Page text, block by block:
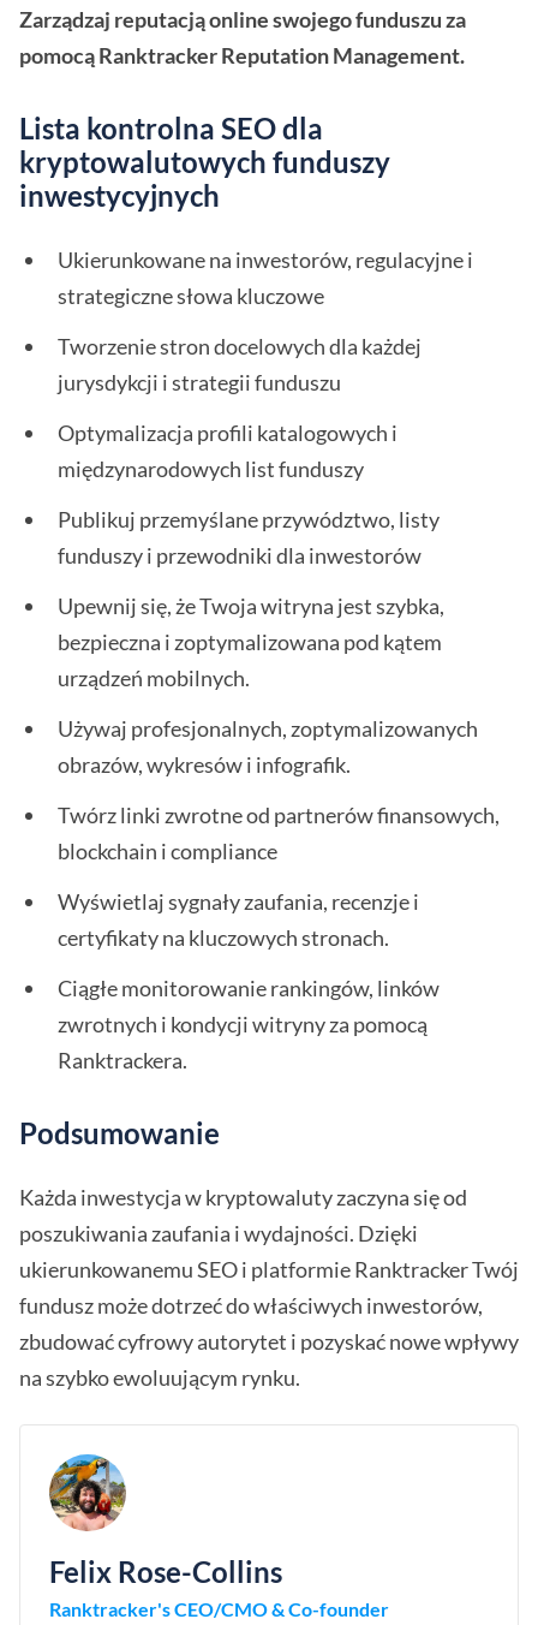
Zarządzaj reputacją online swojego funduszu za
pomocą Ranktracker Reputation Management.
Lista kontrolna SEO dla
kryptowalutowych funduszy
inwestycyjnych
Ukierunkowane na inwestorów, regulacyjne i
strategiczne słowa kluczowe
Tworzenie stron docelowych dla każdej
jurysdykcji i strategii funduszu
Optymalizacja profili katalogowych i
międzynarodowych list funduszy
Publikuj przemyślane przywództwo, listy
funduszy i przewodniki dla inwestorów
Upewnij się, że Twoja witryna jest szybka,
bezpieczna i zoptymalizowana pod kątem
urządzeń mobilnych.
Używaj profesjonalnych, zoptymalizowanych
obrazów, wykresów i infografik.
Twórz linki zwrotne od partnerów finansowych,
blockchain i compliance
Wyświetlaj sygnały zaufania, recenzje i
certyfikaty na kluczowych stronach.
Ciągłe monitorowanie rankingów, linków
zwrotnych i kondycji witryny za pomocą
Ranktrackera.
Podsumowanie
Każda inwestycja w kryptowaluty zaczyna się od
poszukiwania zaufania i wydajności. Dzięki
ukierunkowanemu SEO i platformie Ranktracker Twój
fundusz może dotrzeć do właściwych inwestorów,
zbudować cyfrowy autorytet i pozyskać nowe wpływy
na szybko ewoluującym rynku.
Felix Rose-Collins
Ranktracker's CEO/CMO & Co-founder